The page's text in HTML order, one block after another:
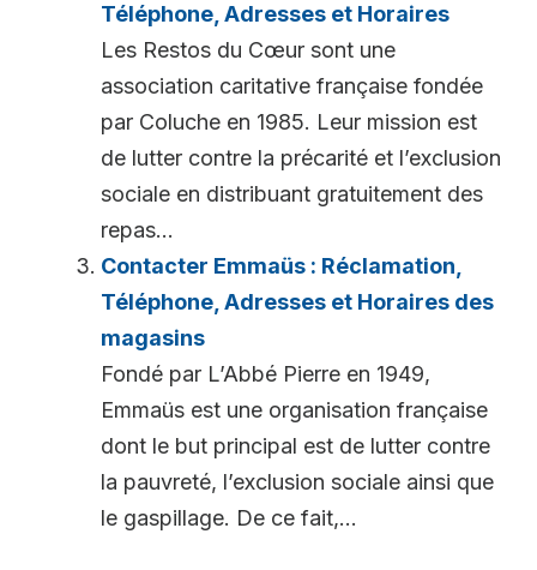
Téléphone, Adresses et Horaires
Les Restos du Cœur sont une
association caritative française fondée
par Coluche en 1985. Leur mission est
de lutter contre la précarité et l’exclusion
sociale en distribuant gratuitement des
repas...
Contacter Emmaüs : Réclamation,
Téléphone, Adresses et Horaires des
magasins
Fondé par L’Abbé Pierre en 1949,
Emmaüs est une organisation française
dont le but principal est de lutter contre
la pauvreté, l’exclusion sociale ainsi que
le gaspillage. De ce fait,...